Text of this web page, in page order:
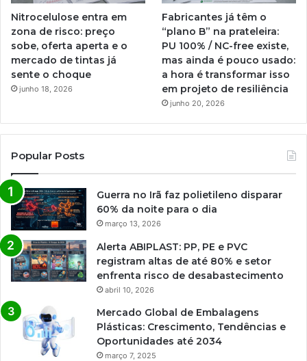
Nitrocelulose entra em
zona de risco: preço
sobe, oferta aperta e o
mercado de tintas já
sente o choque
junho 18, 2026
Fabricantes já têm o
“plano B” na prateleira:
PU 100% / NC-free existe,
mas ainda é pouco usado:
a hora é transformar isso
em projeto de resiliência
junho 20, 2026
Popular Posts
Guerra no Irã faz polietileno disparar
60% da noite para o dia
março 13, 2026
Alerta ABIPLAST: PP, PE e PVC
registram altas de até 80% e setor
enfrenta risco de desabastecimento
abril 10, 2026
Mercado Global de Embalagens
Plásticas: Crescimento, Tendências e
Oportunidades até 2034
março 7, 2025